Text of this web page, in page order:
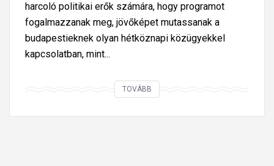
harcoló politikai erők számára, hogy programot
fogalmazzanak meg, jövőképet mutassanak a
budapestieknek olyan hétköznapi közügyekkel
kapcsolatban, mint...
TOVÁBB
v